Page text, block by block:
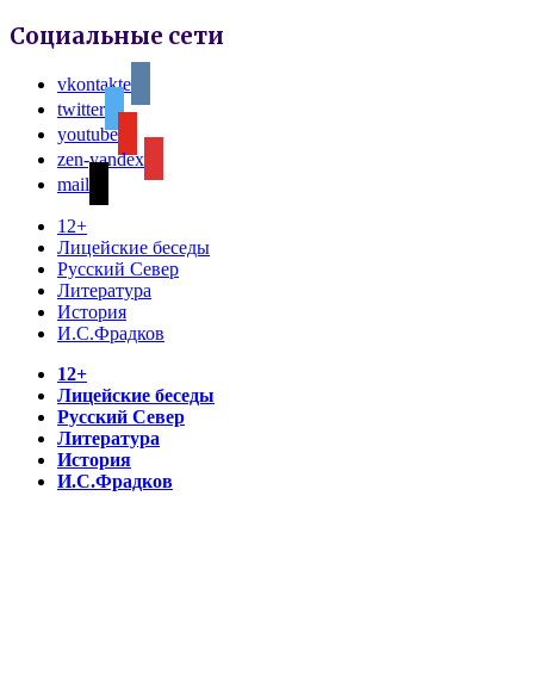
Социальные сети
vkontakte
twitter
youtube
zen-yandex
mail
12+
Лицейские беседы
Русский Север
Литература
История
И.С.Фрадков
12+
Лицейские беседы
Русский Север
Литература
История
И.С.Фрадков